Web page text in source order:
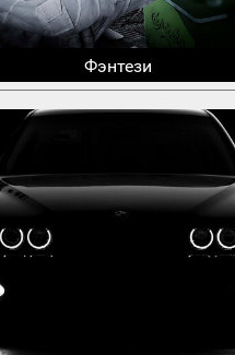
Фэнтези